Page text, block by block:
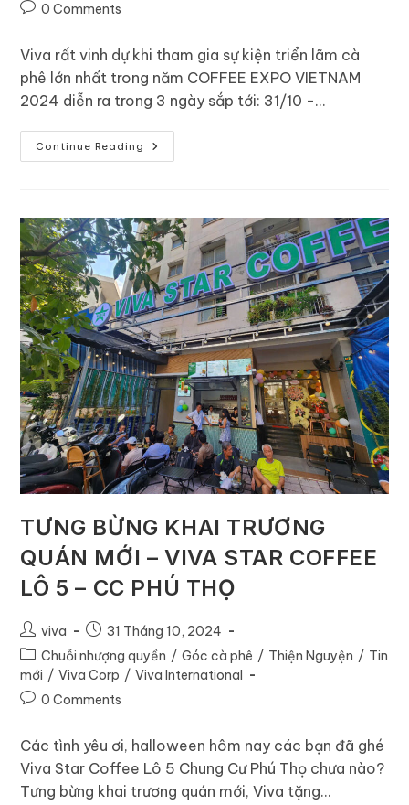
0 Comments
Viva rất vinh dự khi tham gia sự kiện triển lãm cà
phê lớn nhất trong năm COFFEE EXPO VIETNAM
2024 diễn ra trong 3 ngày sắp tới: 31/10 -…
Continue Reading
TƯNG BỪNG KHAI TRƯƠNG
QUÁN MỚI – VIVA STAR COFFEE
LÔ 5 – CC PHÚ THỌ
viva
31 Tháng 10, 2024
Chuỗi nhượng quyền / Góc cà phê / Thiện Nguyện / Tin
mới / Viva Corp / Viva International
0 Comments
Các tình yêu ơi, halloween hôm nay các bạn đã ghé
Viva Star Coffee Lô 5 Chung Cư Phú Thọ chưa nào?
Tưng bừng khai trương quán mới, Viva tặng…